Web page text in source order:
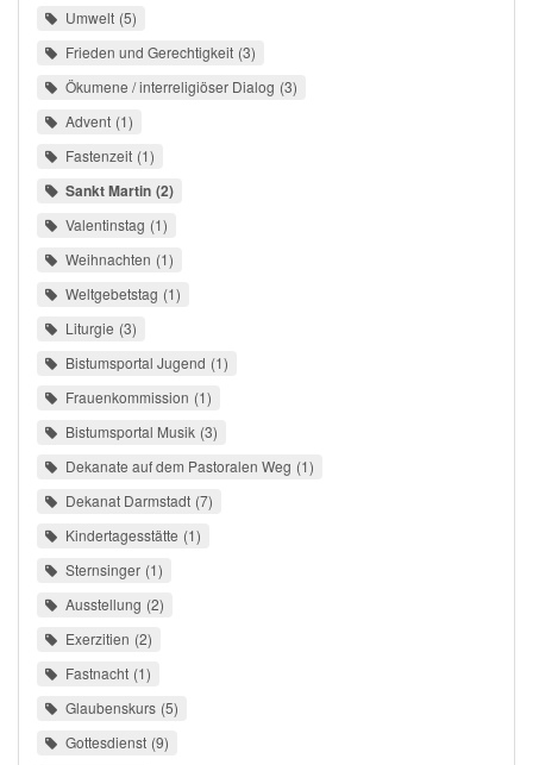
Umwelt 5
Frieden und Gerechtigkeit 3
Ökumene / interreligiöser Dialog 3
Advent 1
Fastenzeit 1
Sankt Martin 2
Valentinstag 1
Weihnachten 1
Weltgebetstag 1
Liturgie 3
Bistumsportal Jugend 1
Frauenkommission 1
Bistumsportal Musik 3
Dekanate auf dem Pastoralen Weg 1
Dekanat Darmstadt 7
Kindertagesstätte 1
Sternsinger 1
Ausstellung 2
Exerzitien 2
Fastnacht 1
Glaubenskurs 5
Gottesdienst 9